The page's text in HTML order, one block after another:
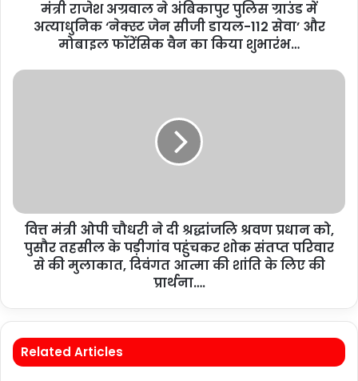
मंत्री राजेश अग्रवाल ने अंबिकापुर पुलिस ग्राउंड में
अत्याधुनिक ‘नेक्स्ट जेन सीजी डायल-112 सेवा’ और
मोबाइल फॉरेंसिक वैन का किया शुभारंभ…
वित्त मंत्री ओपी चौधरी ने दी श्रद्धांजलि श्रवण प्रधान को,
पुसौर तहसील के पड़ीगांव पहुंचकर शोक संतप्त परिवार
से की मुलाकात, दिवंगत आत्मा की शांति के लिए की
प्रार्थना….
Related Articles